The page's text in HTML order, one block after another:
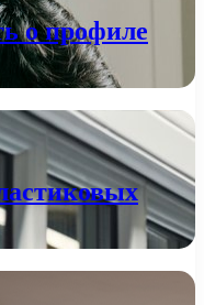
о профиле